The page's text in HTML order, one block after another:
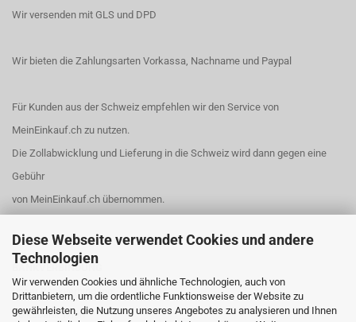
Diese Webseite verwendet Cookies und andere
Technologien
Wir verwenden Cookies und ähnliche Technologien, auch von
Drittanbietern, um die ordentliche Funktionsweise der Website zu
gewährleisten, die Nutzung unseres Angebotes zu analysieren und Ihnen
Wir versenden mit GLS und DPD
Wir bieten die Zahlungsarten Vorkassa, Nachname und Paypal
Für Kunden aus der Schweiz empfehlen wir den Service von
MeinEinkauf.ch zu nutzen.
Die Zollabwicklung und Lieferung in die Schweiz wird dann gegen eine
Gebühr
von MeinEinkauf.ch übernommen.
BANKVERBINDUNG
Unser Bankverbindung:
Volksbank Wien